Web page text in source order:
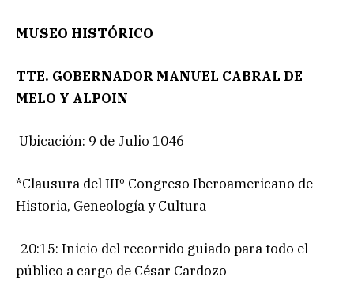
MUSEO HISTÓRICO
TTE. GOBERNADOR MANUEL CABRAL DE
MELO Y ALPOIN
Ubicación: 9 de Julio 1046
*Clausura del IIIº Congreso Iberoamericano de
Historia, Geneología y Cultura
-20:15: Inicio del recorrido guiado para todo el
público a cargo de César Cardozo